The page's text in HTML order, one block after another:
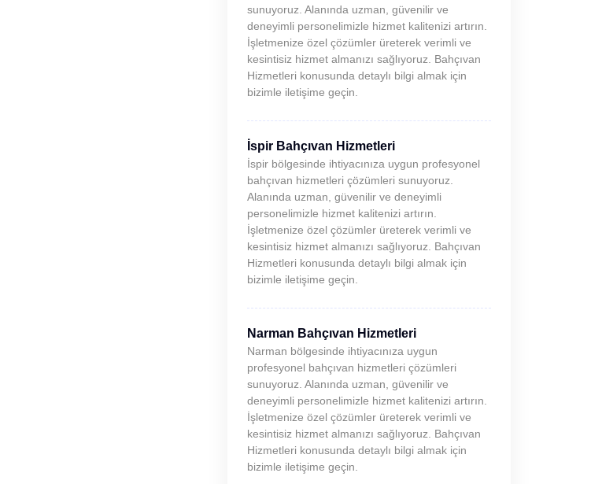
sunuyoruz. Alanında uzman, güvenilir ve
deneyimli personelimizle hizmet kalitenizi artırın.
İşletmenize özel çözümler üreterek verimli ve
kesintisiz hizmet almanızı sağlıyoruz. Bahçıvan
Hizmetleri konusunda detaylı bilgi almak için
bizimle iletişime geçin.
İspir Bahçıvan Hizmetleri
İspir bölgesinde ihtiyacınıza uygun profesyonel
bahçıvan hizmetleri çözümleri sunuyoruz.
Alanında uzman, güvenilir ve deneyimli
personelimizle hizmet kalitenizi artırın.
İşletmenize özel çözümler üreterek verimli ve
kesintisiz hizmet almanızı sağlıyoruz. Bahçıvan
Hizmetleri konusunda detaylı bilgi almak için
bizimle iletişime geçin.
Narman Bahçıvan Hizmetleri
Narman bölgesinde ihtiyacınıza uygun
profesyonel bahçıvan hizmetleri çözümleri
sunuyoruz. Alanında uzman, güvenilir ve
deneyimli personelimizle hizmet kalitenizi artırın.
İşletmenize özel çözümler üreterek verimli ve
kesintisiz hizmet almanızı sağlıyoruz. Bahçıvan
Hizmetleri konusunda detaylı bilgi almak için
bizimle iletişime geçin.